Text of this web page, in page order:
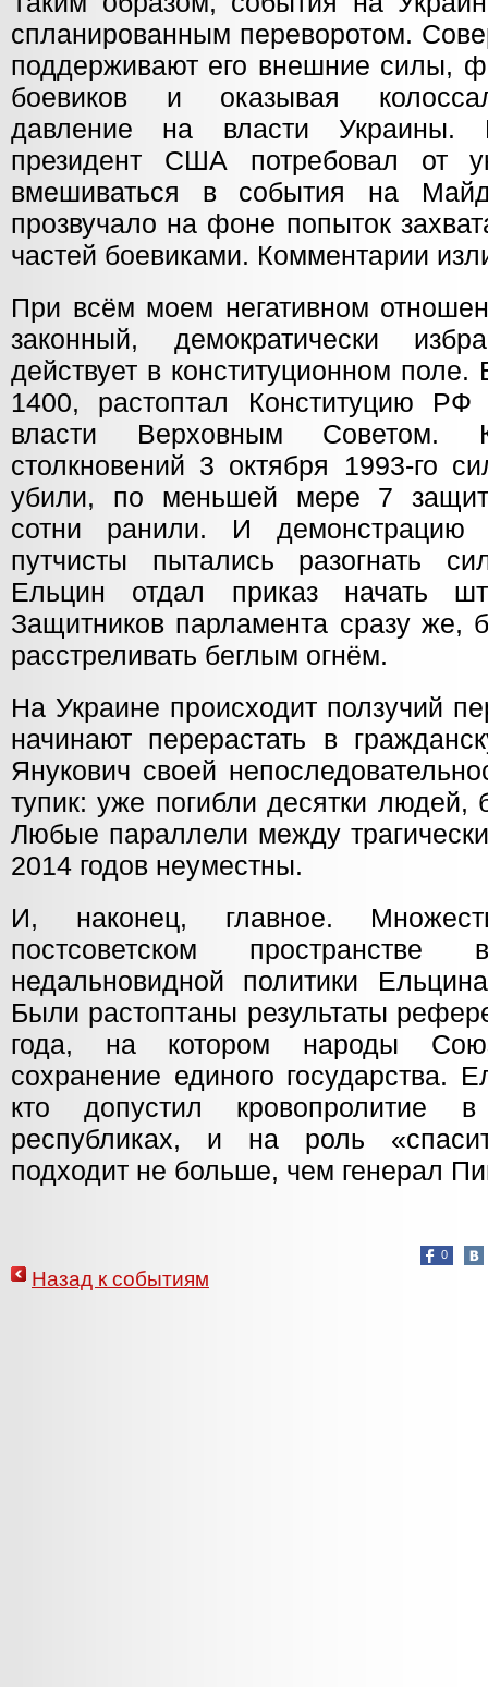
спланированным переворотом.
поддерживают его внешние силы,
боевиков и оказывая
давление на власти Украины.
президент США потребовал от
вмешиваться в события на
прозвучало на фоне попыток
частей боевиками. Комментарии
При всём моем негативном
законный, демократически
действует в конституционном
1400, растоптал Конституцию
власти Верховным Советом.
столкновений 3 октября 1993-го
убили, по меньшей мере 7
сотни ранили. И демонстрацию
путчисты пытались разогнать
Ельцин отдал приказ начать
Защитников парламента сразу же,
расстреливать беглым огнём.
На Украине происходит ползучий
начинают перерастать в
Янукович своей
тупик: уже погибли десятки людей,
Любые параллели между
2014 годов неуместны.
И, наконец, главное.
постсоветском
недальновидной политики
Были растоптаны результаты
года, на котором народы
сохранение единого государства.
кто допустил кровопролитие
республиках, и на роль
подходит не больше, чем генерал
0
Назад к событиям